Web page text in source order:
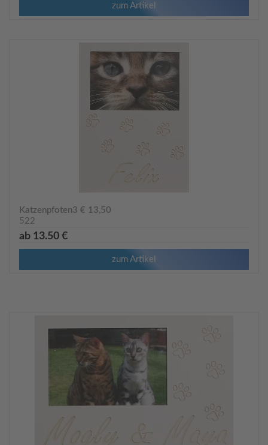
zum Artikel
Katzenpfoten3 € 13,50
522
ab 13.50 €
zum Artikel